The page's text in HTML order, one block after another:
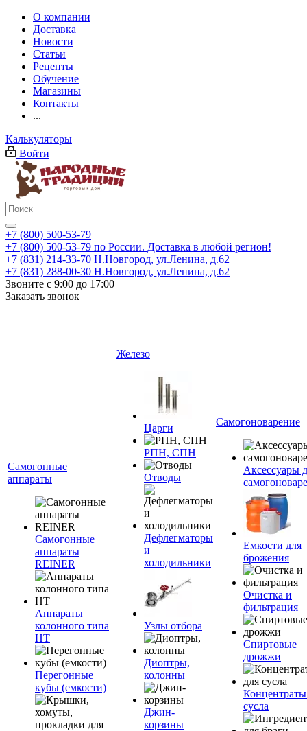
О компании
Доставка
Новости
Статьи
Рецепты
Обучение
Магазины
Контакты
...
Калькуляторы
Войти
+7 (800) 500-53-79
+7 (800) 500-53-79 по России. Доставка в любой регион!
+7 (831) 214-33-70 Н.Новгород, ул.Ленина, д.62
+7 (831) 288-00-30 Н.Новгород, ул.Ленина, д.62
Звоните с 9:00 до 17:00
Заказать звонок
Самогонные
аппараты
Самогонные
аппараты
REINER
Аппараты
колонного типа
НТ
Перегонные
кубы (емкости)
Железо
Царги
РПН, СПН
Отводы
Дефлегматоры
и
холодильники
Узлы отбора
Диоптры,
колонны
Джин-
корзины
Самогоноварение
Аксессуары
Емкости для
брожения
Очистка и
фильтрация
Спиртовые
дрожжи
сусла